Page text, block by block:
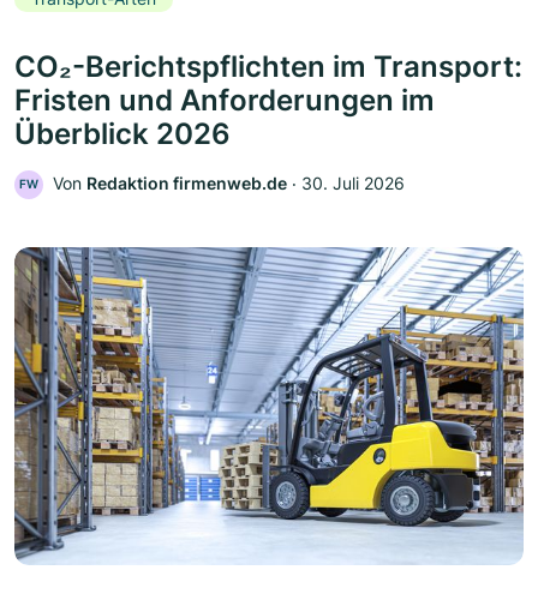
CO₂-Berichtspflichten im Transport:
Fristen und Anforderungen im
Überblick 2026
FW Von Redaktion firmenweb.de ‧ 30. Juli 2026